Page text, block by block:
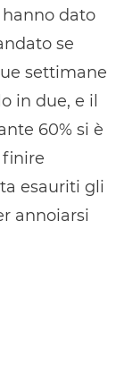
dato
se
settimane
in due, e il
60% si è
finire
esauriti gli
annoiarsi